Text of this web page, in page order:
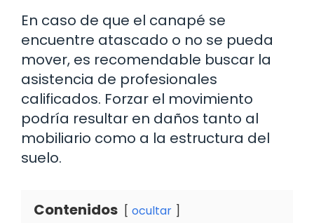
En caso de que el canapé se
encuentre atascado o no se pueda
mover, es recomendable buscar la
asistencia de profesionales
calificados. Forzar el movimiento
podría resultar en daños tanto al
mobiliario como a la estructura del
suelo.
Contenidos ocultar